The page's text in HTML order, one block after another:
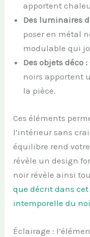
apportent
Des luminaires
poser en métal
modulable qui
Des objets déco :
noirs apportent
la pièce.
Ces éléments
l’intérieur sans
équilibre rend
révèle un design
noir révèle ainsi
que décrit dans
intemporelle du
Éclairage :